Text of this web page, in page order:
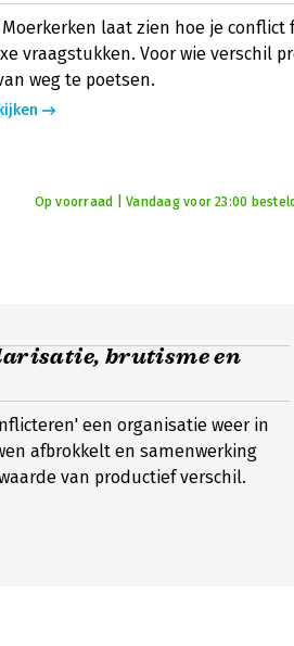
laat zien hoe je
vraagstukken. Voor wie verschil
weg te poetsen.
Op voorraad | Vandaag voor 23:00
brutisme en
een organisatie weer in
afbrokkelt en samenwerking
van productief verschil.